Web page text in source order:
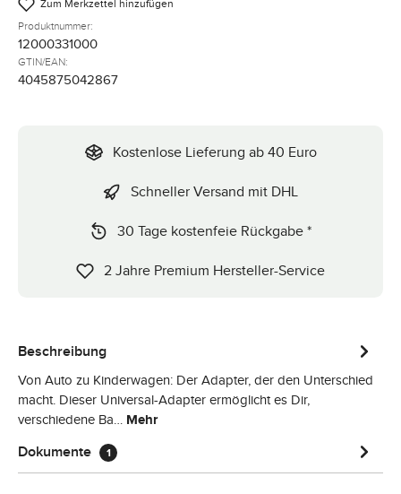
Zum Merkzettel hinzufügen
Produktnummer:
12000331000
GTIN/EAN:
4045875042867
Kostenlose Lieferung ab 40 Euro
Schneller Versand mit DHL
30 Tage kostenfeie Rückgabe *
2 Jahre Premium Hersteller-Service
Beschreibung
Von Auto zu Kinderwagen: Der Adapter, der den Unterschied
macht. Dieser Universal-Adapter ermöglicht es Dir,
verschiedene Ba… Mehr
Dokumente 1